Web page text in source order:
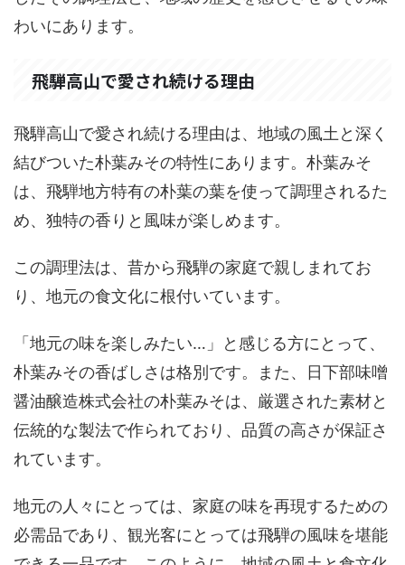
わいにあります。
飛騨高山で愛され続ける理由
飛騨高山で愛され続ける理由は、地域の風土と深く
結びついた朴葉みその特性にあります。朴葉みそ
は、飛騨地方特有の朴葉の葉を使って調理されるた
め、独特の香りと風味が楽しめます。
この調理法は、昔から飛騨の家庭で親しまれてお
り、地元の食文化に根付いています。
「地元の味を楽しみたい…」と感じる方にとって、
朴葉みその香ばしさは格別です。また、日下部味噌
醤油醸造株式会社の朴葉みそは、厳選された素材と
伝統的な製法で作られており、品質の高さが保証さ
れています。
地元の人々にとっては、家庭の味を再現するための
必需品であり、観光客にとっては飛騨の風味を堪能